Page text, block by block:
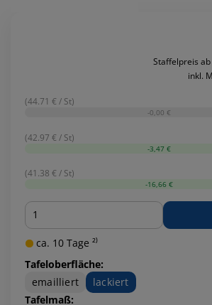
Staffelpreis ab
inkl.
(44.71 € / St)
-0,00 €
(42.97 € / St)
-3,47 €
(41.38 € / St)
-16,66 €
Menge
ca. 10 Tage ²⁾
Tafeloberfläche:
emailliert
lackiert
Tafelmaß: